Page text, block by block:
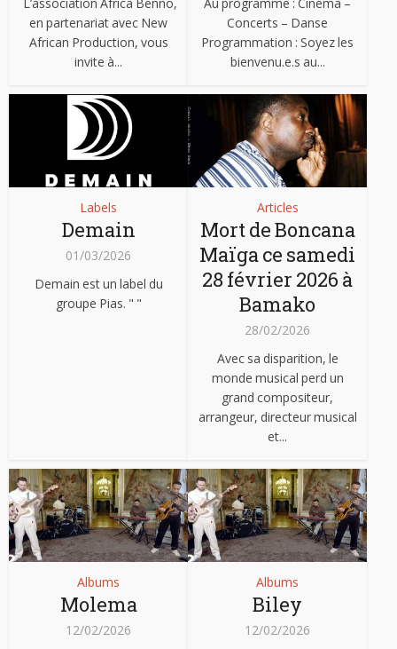
en partenariat avec New
African Production, vous
invite à...
Concerts – Danse
Programmation : Soyez les
bienvenu.e.s au...
Labels
Demain
01/03/2026
Demain est un label du
groupe Pias. " "
Articles
Mort de Boncana
Maïga ce samedi
28 février 2026 à
Bamako
28/02/2026
Avec sa disparition, le
monde musical perd un
grand compositeur,
arrangeur, directeur musical
et...
Albums
Molema
12/02/2026
Albums
Biley
12/02/2026